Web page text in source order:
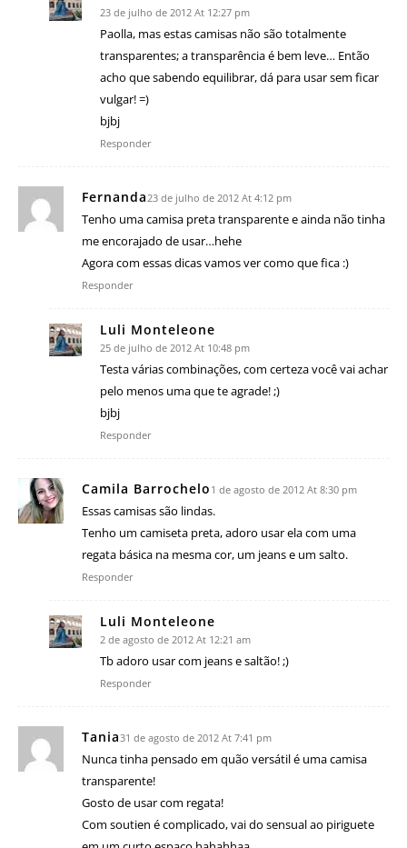
23 de julho de 2012 At 12:27 pm
Paolla, mas estas camisas não são totalmente
transparentes; a transparência é bem leve… Então
acho que sabendo equilibrar, dá para usar sem ficar
vulgar! =)
bjbj
Responder
Fernanda 23 de julho de 2012 At 4:12 pm
Tenho uma camisa preta transparente e ainda não tinha
me encorajado de usar…hehe
Agora com essas dicas vamos ver como que fica :)
Responder
Luli Monteleone
25 de julho de 2012 At 10:48 pm
Testa várias combinações, com certeza você vai achar
pelo menos uma que te agrade! ;)
bjbj
Responder
Camila Barrochelo 1 de agosto de 2012 At 8:30 pm
Essas camisas são lindas.
Tenho um camiseta preta, adoro usar ela com uma
regata básica na mesma cor, um jeans e um salto.
Responder
Luli Monteleone
2 de agosto de 2012 At 12:21 am
Tb adoro usar com jeans e saltão! ;)
Responder
Tania 31 de agosto de 2012 At 7:41 pm
Nunca tinha pensado em quão versátil é uma camisa
transparente!
Gosto de usar com regata!
Com soutien é complicado, vai do sensual ao piriguete